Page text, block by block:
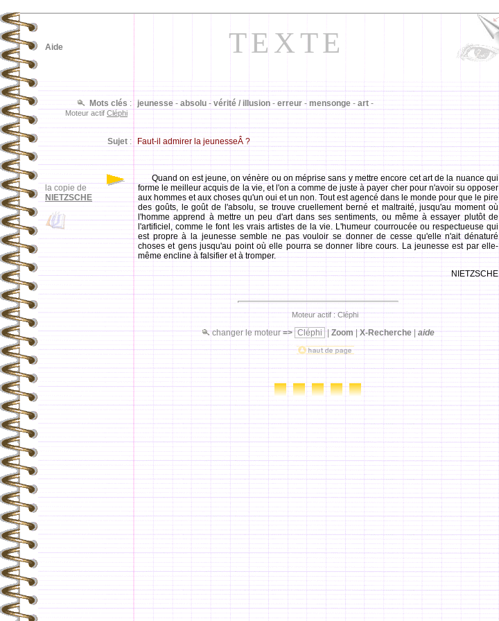
TEXTE
la copie de
NIETZSCHE
jeunesse - absolu - vérité / illusion - erreur - mensonge - art -
Mots clés :
Moteur actif Cléphi
Sujet : Faut-il admirer la jeunesseÂ ?
Aide
Quand on est jeune, on vénère ou on méprise sans y mettre encore cet art de la nuance qui
forme le meilleur acquis de la vie, et l'on a comme de juste à payer cher pour n'avoir su opposer
aux hommes et aux choses qu'un oui et un non. Tout est agencé dans le monde pour que le pire
des goûts, le goût de l'absolu, se trouve cruellement berné et maltraité, jusqu'au moment où
l'homme apprend à mettre un peu d'art dans ses sentiments, ou même à essayer plutôt de
l'artificiel, comme le font les vrais artistes de la vie. L'humeur courroucée ou respectueuse qui
est propre à la jeunesse semble ne pas vouloir se donner de cesse qu'elle n'ait dénaturé
choses et gens jusqu'au point où elle pourra se donner libre cours. La jeunesse est par elle-
même encline à falsifier et à tromper.
NIETZSCHE
Moteur actif : Cléphi
changer le moteur=> Cléphi|Zoom|X-Recherche aide